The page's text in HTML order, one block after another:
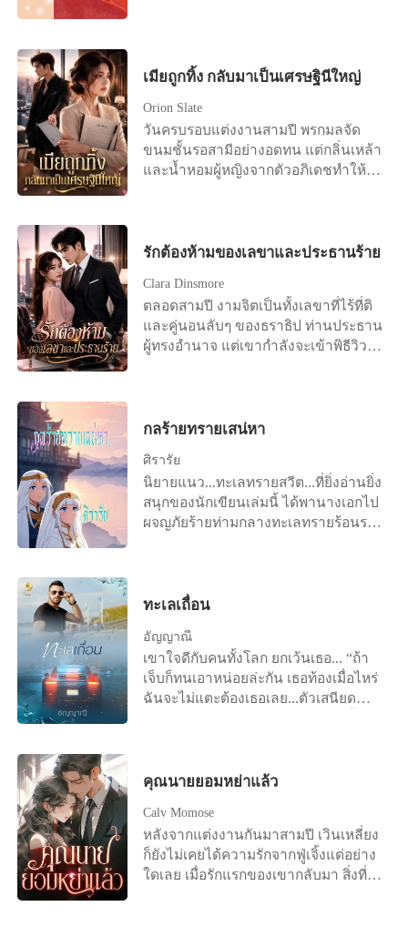
เมียถูกทิ้ง กลับมาเป็นเศรษฐินีใหญ่
Orion Slate
วันครบรอบแต่งงานสามปี พรกมลจัด
ขนมชั้นรอสามีอย่างอดทน แต่กลิ่นเหล้า
และน้ำหอมผู้หญิงจากตัวอภิเดชทำให้
ครบรอบทิ้ง และบอกว่าเขารักแค่ศศิ
เดชโกรธจัด เขายื่นสัญญาหย่าแล้วสั่งให้
เธอไปทำแท้ง เธอล้มลงเพราะถูกผลัก แต่
เขากลับไม่ยื่นมือช่วย กลับเดินจากไป
อย่างเย็นชา ที่บริษัท เพื่อนร่วมงาน
เซ็นสัญญาหย่า ลาออกจากงาน แล้วเดิน
ออกจากชีวิตเก่าโดยไม่เหลียวหลัง เธอ
สาบานว่าจะเลี้ยงลูกคนเดียวให้ได้
รักต้องห้ามของเลขาและประธานร้าย
Clara Dinsmore
ตลอดสามปี งามจิตเป็นทั้งเลขาที่ไร้ที่ติ
และคู่นอนลับๆ ของธราธิป ท่านประธาน
ผู้ทรงอำนาจ แต่เขากำลังจะเข้าพิธีวิวาห์
ข่มขู่ไม่ให้เธอหนีไปไหนได้ เขาบีบบังคับ
วงโตมาให้ว่าที่เจ้าสาวของเขา และเมื่อ
เธอพยายามดิ้นรนโดยอ้างว่ามีคู่หมั้น
แล้ว ธราธิปก็โกรธจนขาดสติ เขาล็อก
ประตูห้องทำงานและย่ำยีเธออย่างป่า
ร่วมงานที่เกลียดชังเธอจงใจพา 'โชติกา'
ว่าที่เจ้าสาวของเขาเข้ามาเห็นสภาพ
เสื้อผ้าหลุดลุ่ยและรอยแดงทั่วลำคอของ
เธอพอดี! "ท่านประธานครับ ถึงแม้งาม
จิตจะทำสัญญาเสียหายหลายล้าน แต่
ท่านก็ไม่ควรลงโทษเธอรุนแรงแบบนี้นะ
ผู้ชายที่เธอแอบรักมาตลอดด้วยความ
หวังสุดท้าย แต่เขากลับเลือกที่จะนิ่งเงียบ
ยอมรับข้อกล่าวหานั้นโดยปริยายเพื่อ
ปกป้องชื่อเสียงตัวเองและปลอบประโลม
คู่หมั้น เธอถูกจับได้คาหนังคาเขา ถูกใส่
กลร้ายทรายเสน่หา
ศิรารัย
นิยายแนว...ทะเลทรายสวีต...ที่ยิ่งอ่านยิ่ง
สนุกของนักเขียนเล่มนี้ ได้พานางเอกไป
ผจญภัยร้ายท่ามกลางทะเลทรายร้อนระอุ
เสียงและทำให้รู้ความจริงว่าสิ่งที่เกิดขึ้น
การเดินทางที่ใกล้ชิดทำให้ความรู้สึก
ของทั้งสองเปลี่ยนจากคู่กัดเป็นคู่ที่ถูกตา
ต้องใจกัน เกล็ดทรายอันร้อนระอุจาก
แสงแดดแผดเผาจึงกลายเป็นเกล็ด
รู้อยากเห็นเสียที แล้วฟังฉัน ระหว่างพัก
เสียงปกติที่เธอไม่ค่อยจะได้ยินนัก “นี่นาย
โจร ฉันไม่ใช่ลูกน้องหรือคนรับใช้ของ
นายนะ นายเป็นคนจับตัวฉันมา ก็ต้อง
ทะเลเถื่อน
อัญญาณี
เขาใจดีกับคนทั้งโลก ยกเว้นเธอ... “ถ้า
เจ็บก็ทนเอาหน่อยล่ะกัน เธอท้องเมื่อไหร่
ฉันจะไม่แตะต้องเธอเลย...ตัวเสนียด
ทั้งจุกและเจ็บร้าว น้ำตารินไหลเป็นทาง
ท่วงท่า กระแทกกระทั้นแต่ละครั้งดุเดือด
ทำราวกับว่าเธอเป็นตุ๊กตายาง ไม่มีความ
รู้สึกใดใด เขากระทำด้วยความโกรธ
แค้นและชิงชัง “จะร้องไห้หาสวรรค์
คุณนายยอมหย่าแล้ว
Calv Momose
หลังจากแต่งงานกันมาสามปี เวินเหลี่ยง
ก็ยังไม่เคยได้ความรักจากฟู่เจิ้งแต่อย่าง
ใดเลย เมื่อรักแรกของเขากลับมา สิ่งที่รอ